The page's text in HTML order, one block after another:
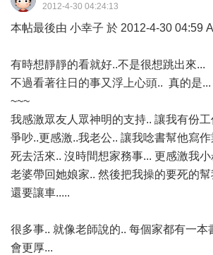
2012-4-30 04:24:13
本帖最後由 小幸子 於 2012-4-30 04:59
有時想靜靜的看就好..不是很想跳出來...
不過看著往日的事又浮上心頭.. 真的是
~~~
我感激眾友人眾神明的支持.. 讓我有份
爭吵..更感激..我老公.. 讓我唸書幫他寫
死去活來.. 沒時間想家務事... 更感激我
老婆帶回她娘家.. 然後把我操的要死的
還要讓車.....
很多事.. 就像老師說的.. 每個家都有一本
會更厚...